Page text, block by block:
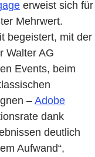
erweist sich für
Mehrwert.
begeistert, mit der
Walter AG
Events, beim
– Adobe
dank
deutlich
Aufwand“,